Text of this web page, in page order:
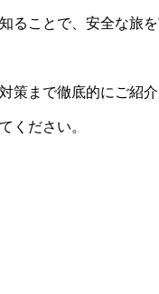
ることで、安全な旅
策まで徹底的にご紹介
ください。